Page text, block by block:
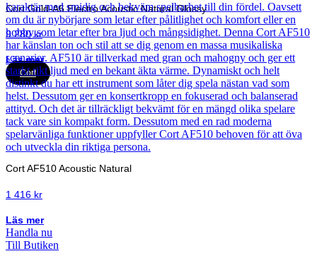
Cort Gold-A6 Electro Acoustic Natural Glossy
9 280kr
Läs mer
Cort
Cort AF510 Acoustic Natural
1 416 kr
Läs mer
Handla nu
Till Butiken